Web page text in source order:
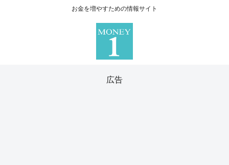
お金を増やすための情報サイト
広告